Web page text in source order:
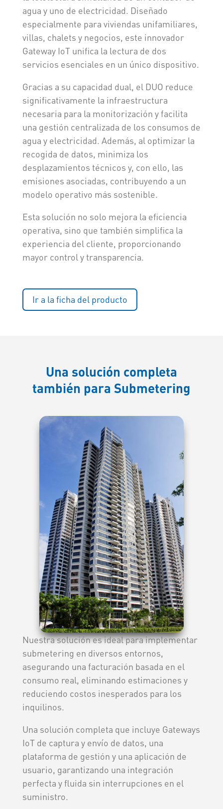
agua y uno de electricidad. Diseñado
especialmente para viviendas unifamiliares,
villas, chalets y negocios, este innovador
Gateway IoT unifica la lectura de dos
servicios esenciales en un único dispositivo.
Gracias a su capacidad dual, el DUO reduce
significativamente la infraestructura
necesaria para la monitorización y facilita
una gestión centralizada de los consumos de
agua y electricidad. Además, al optimizar la
recogida de datos, minimiza los
desplazamientos técnicos y, con ello, las
emisiones asociadas, contribuyendo a un
modelo operativo más sostenible.
Esta solución no solo mejora la eficiencia
operativa, sino que también simplifica la
experiencia del cliente, proporcionando
mayor control y transparencia.
Ir a la ficha del producto
Una solución completa
también para Submetering
Nuestra solución es ideal para implementar
submetering en diversos entornos,
asegurando una facturación basada en el
consumo real, eliminando estimaciones y
reduciendo costos inesperados para los
inquilinos.
Una solución completa que incluye Gateways
IoT de captura y envío de datos, una
plataforma de gestión y una aplicación de
usuario, garantizando una integración
perfecta y fluida sin interrupciones en el
suministro.